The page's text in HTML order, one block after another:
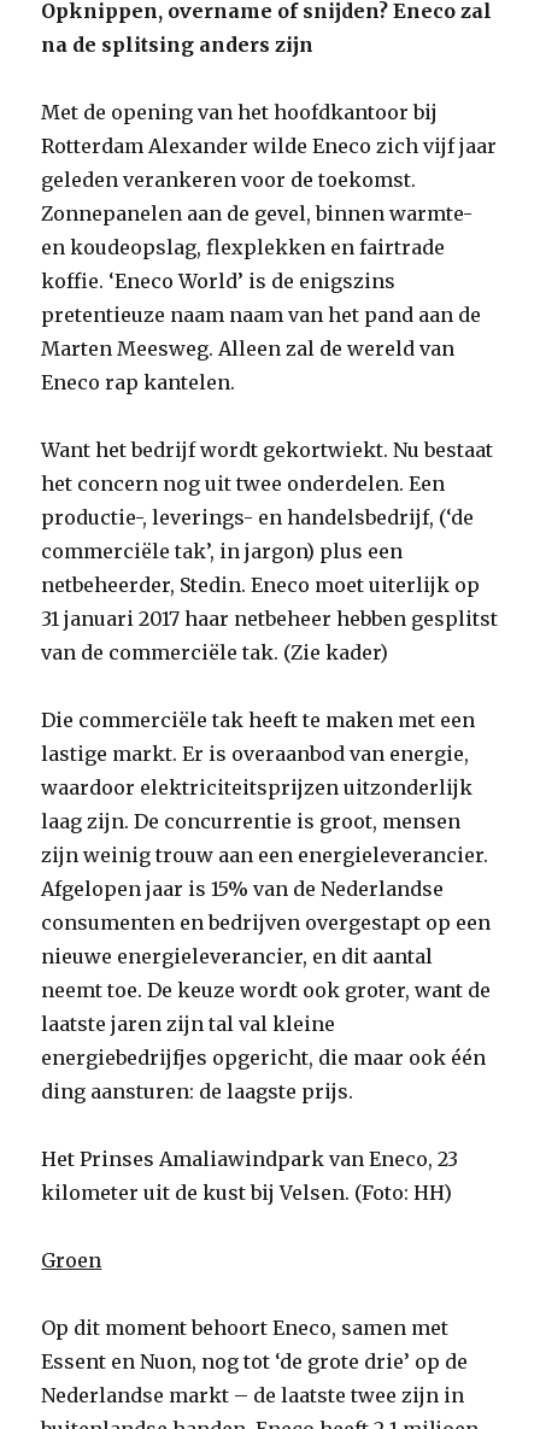
Opknippen, overname of snijden? Eneco zal
na de splitsing anders zijn
Met de opening van het hoofdkantoor bij
Rotterdam Alexander wilde Eneco zich vijf jaar
geleden verankeren voor de toekomst.
Zonnepanelen aan de gevel, binnen warmte-
en koudeopslag, flexplekken en fairtrade
koffie. ‘Eneco World’ is de enigszins
pretentieuze naam naam van het pand aan de
Marten Meesweg. Alleen zal de wereld van
Eneco rap kantelen.
Want het bedrijf wordt gekortwiekt. Nu bestaat
het concern nog uit twee onderdelen. Een
productie-, leverings- en handelsbedrijf, (‘de
commerciële tak’, in jargon) plus een
netbeheerder, Stedin. Eneco moet uiterlijk op
31 januari 2017 haar netbeheer hebben gesplitst
van de commerciële tak. (Zie kader)
Die commerciële tak heeft te maken met een
lastige markt. Er is overaanbod van energie,
waardoor elektriciteitsprijzen uitzonderlijk
laag zijn. De concurrentie is groot, mensen
zijn weinig trouw aan een energieleverancier.
Afgelopen jaar is 15% van de Nederlandse
consumenten en bedrijven overgestapt op een
nieuwe energieleverancier, en dit aantal
neemt toe. De keuze wordt ook groter, want de
laatste jaren zijn tal val kleine
energiebedrijfjes opgericht, die maar ook één
ding aansturen: de laagste prijs.
Het Prinses Amaliawindpark van Eneco, 23
kilometer uit de kust bij Velsen. (Foto: HH)
Groen
Op dit moment behoort Eneco, samen met
Essent en Nuon, nog tot ‘de grote drie’ op de
Nederlandse markt – de laatste twee zijn in